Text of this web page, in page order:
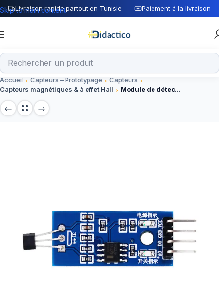
Livraison rapide partout en Tunisie Paiement à la livraison
Skip to main content
Accueil Capteurs – Prototypage
Capteurs
Capteurs magnétiques & à effet Hall
Module de détection de sensibilité à effet Hall linéaire 49E LM393